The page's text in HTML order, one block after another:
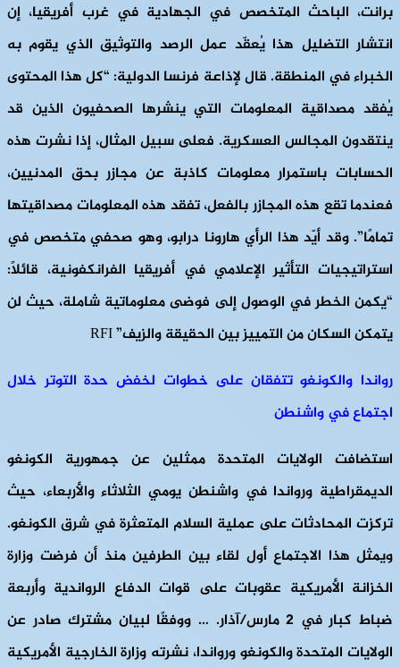
برانت، الباحث المتخصص في الجهادية في غرب أفريقيا، إن
انتشار التضليل هذا يُعقّد عمل الرصد والتوثيق الذي يقوم به
الخبراء في المنطقة. قال لإذاعة فرنسا الدولية: “كل هذا المحتوى
يُفقد مصداقية المعلومات التي ينشرها الصحفيون الذين قد
ينتقدون المجالس العسكرية. فعلى سبيل المثال، إذا نشرت هذه
الحسابات باستمرار معلومات كاذبة عن مجازر بحق المدنيين،
فعندما تقع هذه المجازر بالفعل، تفقد هذه المعلومات مصداقيتها
تمامًا”. وقد أيّد هذا الرأي هارونا درابو، وهو صحفي متخصص في
استراتيجيات التأثير الإعلامي في أفريقيا الفرانكفونية، قائلاً:
“يكمن الخطر في الوصول إلى فوضى معلوماتية شاملة، حيث لن
يتمكن السكان من التمييز بين الحقيقة والزيف” RFI
رواندا والكونغو تتفقان على خطوات لخفض حدة التوتر خلال
اجتماع في واشنطن
استضافت الولايات المتحدة ممثلين عن جمهورية الكونغو
الديمقراطية ورواندا في واشنطن يومي الثلاثاء والأربعاء، حيث
تركزت المحادثات على عملية السلام المتعثرة في شرق الكونغو.
ويمثل هذا الاجتماع أول لقاء بين الطرفين منذ أن فرضت وزارة
الخزانة الأمريكية عقوبات على قوات الدفاع الرواندية وأربعة
ضباط كبار في 2 مارس/آذار. … ووفقًا لبيان مشترك صادر عن
الولايات المتحدة والكونغو ورواندا، نشرته وزارة الخارجية الأمريكية